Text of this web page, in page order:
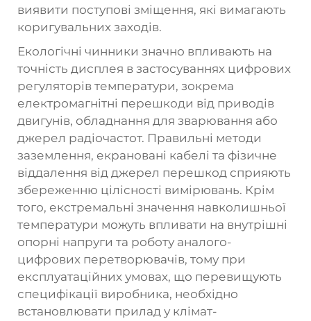
виявити поступові зміщення, які вимагають
коригувальних заходів.
Екологічні чинники значно впливають на
точність дисплея в застосуваннях цифрових
регуляторів температури, зокрема
електромагнітні перешкоди від приводів
двигунів, обладнання для зварювання або
джерел радіочастот. Правильні методи
заземлення, екрановані кабелі та фізичне
віддалення від джерел перешкод сприяють
збереженню цілісності вимірювань. Крім
того, екстремальні значення навколишньої
температури можуть впливати на внутрішні
опорні напруги та роботу аналого-
цифрових перетворювачів, тому при
експлуатаційних умовах, що перевищують
специфікації виробника, необхідно
встановлювати прилад у клімат-